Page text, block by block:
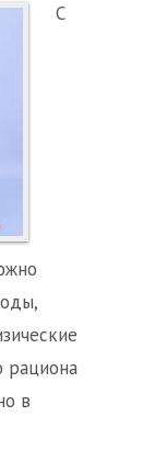
С
рациона
в